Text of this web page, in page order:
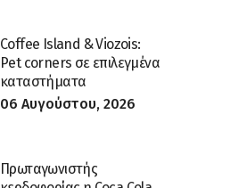
Coffee Island & Viozois:
Pet corners σε επιλεγμένα
καταστήματα
06 Αυγούστου, 2026
Πρωταγωνιστής